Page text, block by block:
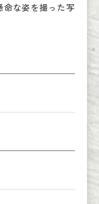
命な姿を撮った写